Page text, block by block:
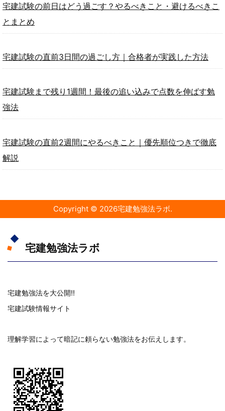
宅建試験の前日はどう過ごす？やるべきこと・避けるべきこ
とまとめ
宅建試験の直前3日間の過ごし方｜合格者が実践した方法
宅建試験まで残り1週間！最後の追い込みで点数を伸ばす勉
強法
宅建試験の直前2週間にやるべきこと｜優先順位つきで徹底
解説
Copyright © 2026宅建勉強法ラボ.
宅建勉強法ラボ
宅建勉強法を大公開!!
宅建試験情報サイト
理解学習によって暗記に頼らない勉強法をお伝えします。